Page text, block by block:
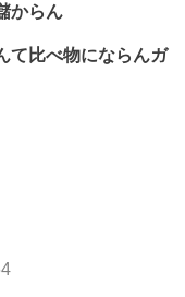
からん
て比べ物にならんガ